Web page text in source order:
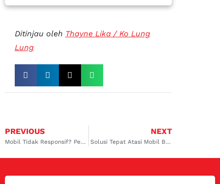
Ditinjau oleh Thayne Lika / Ko Lung
Lung
PREVIOUS
Mobil Tidak Responsif? Penanganan Terbaik Untuk Kalian
NEXT
Solusi Tepat Atasi Mobil Berat Saat Di Gas